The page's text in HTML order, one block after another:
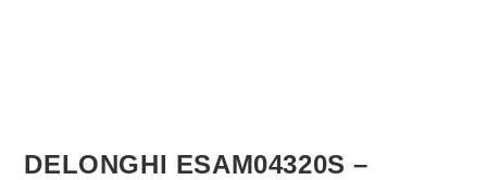
DELONGHI ESAM04320S –